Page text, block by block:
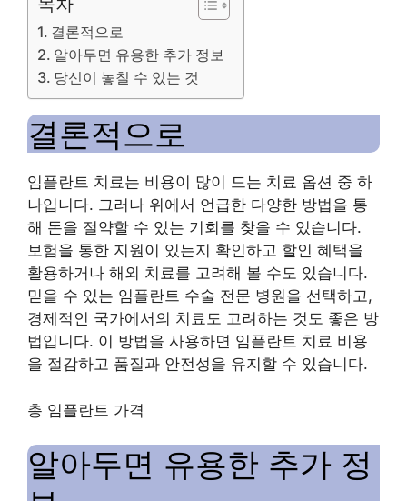
결론적으로
알아두면 유용한 추가 정보
당신이 놓칠 수 있는 것
결론적으로
임플란트 치료는 비용이 많이 드는 치료 옵션 중 하
나입니다. 그러나 위에서 언급한 다양한 방법을 통
해 돈을 절약할 수 있는 기회를 찾을 수 있습니다.
보험을 통한 지원이 있는지 확인하고 할인 혜택을
활용하거나 해외 치료를 고려해 볼 수도 있습니다.
믿을 수 있는 임플란트 수술 전문 병원을 선택하고,
경제적인 국가에서의 치료도 고려하는 것도 좋은 방
법입니다. 이 방법을 사용하면 임플란트 치료 비용
을 절감하고 품질과 안전성을 유지할 수 있습니다.
총 임플란트 가격
알아두면 유용한 추가 정